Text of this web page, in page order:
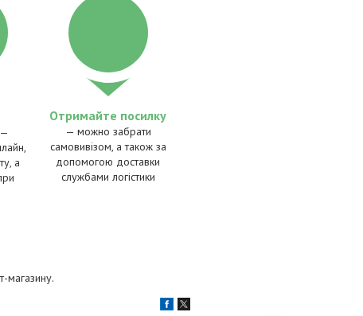
—
а
Отримайте посилку
— можно забрати
самовивізом, а також за
допомогою доставки
службами логістики
магазину.